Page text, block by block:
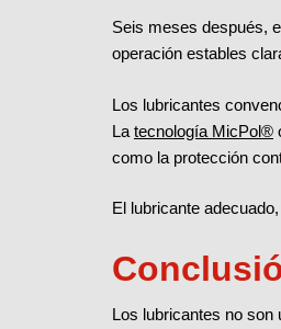
Seis meses después,
operación estables
Los lubricantes
La tecnología MicPol®
como la protección
El lubricante
Los lubricantes no son